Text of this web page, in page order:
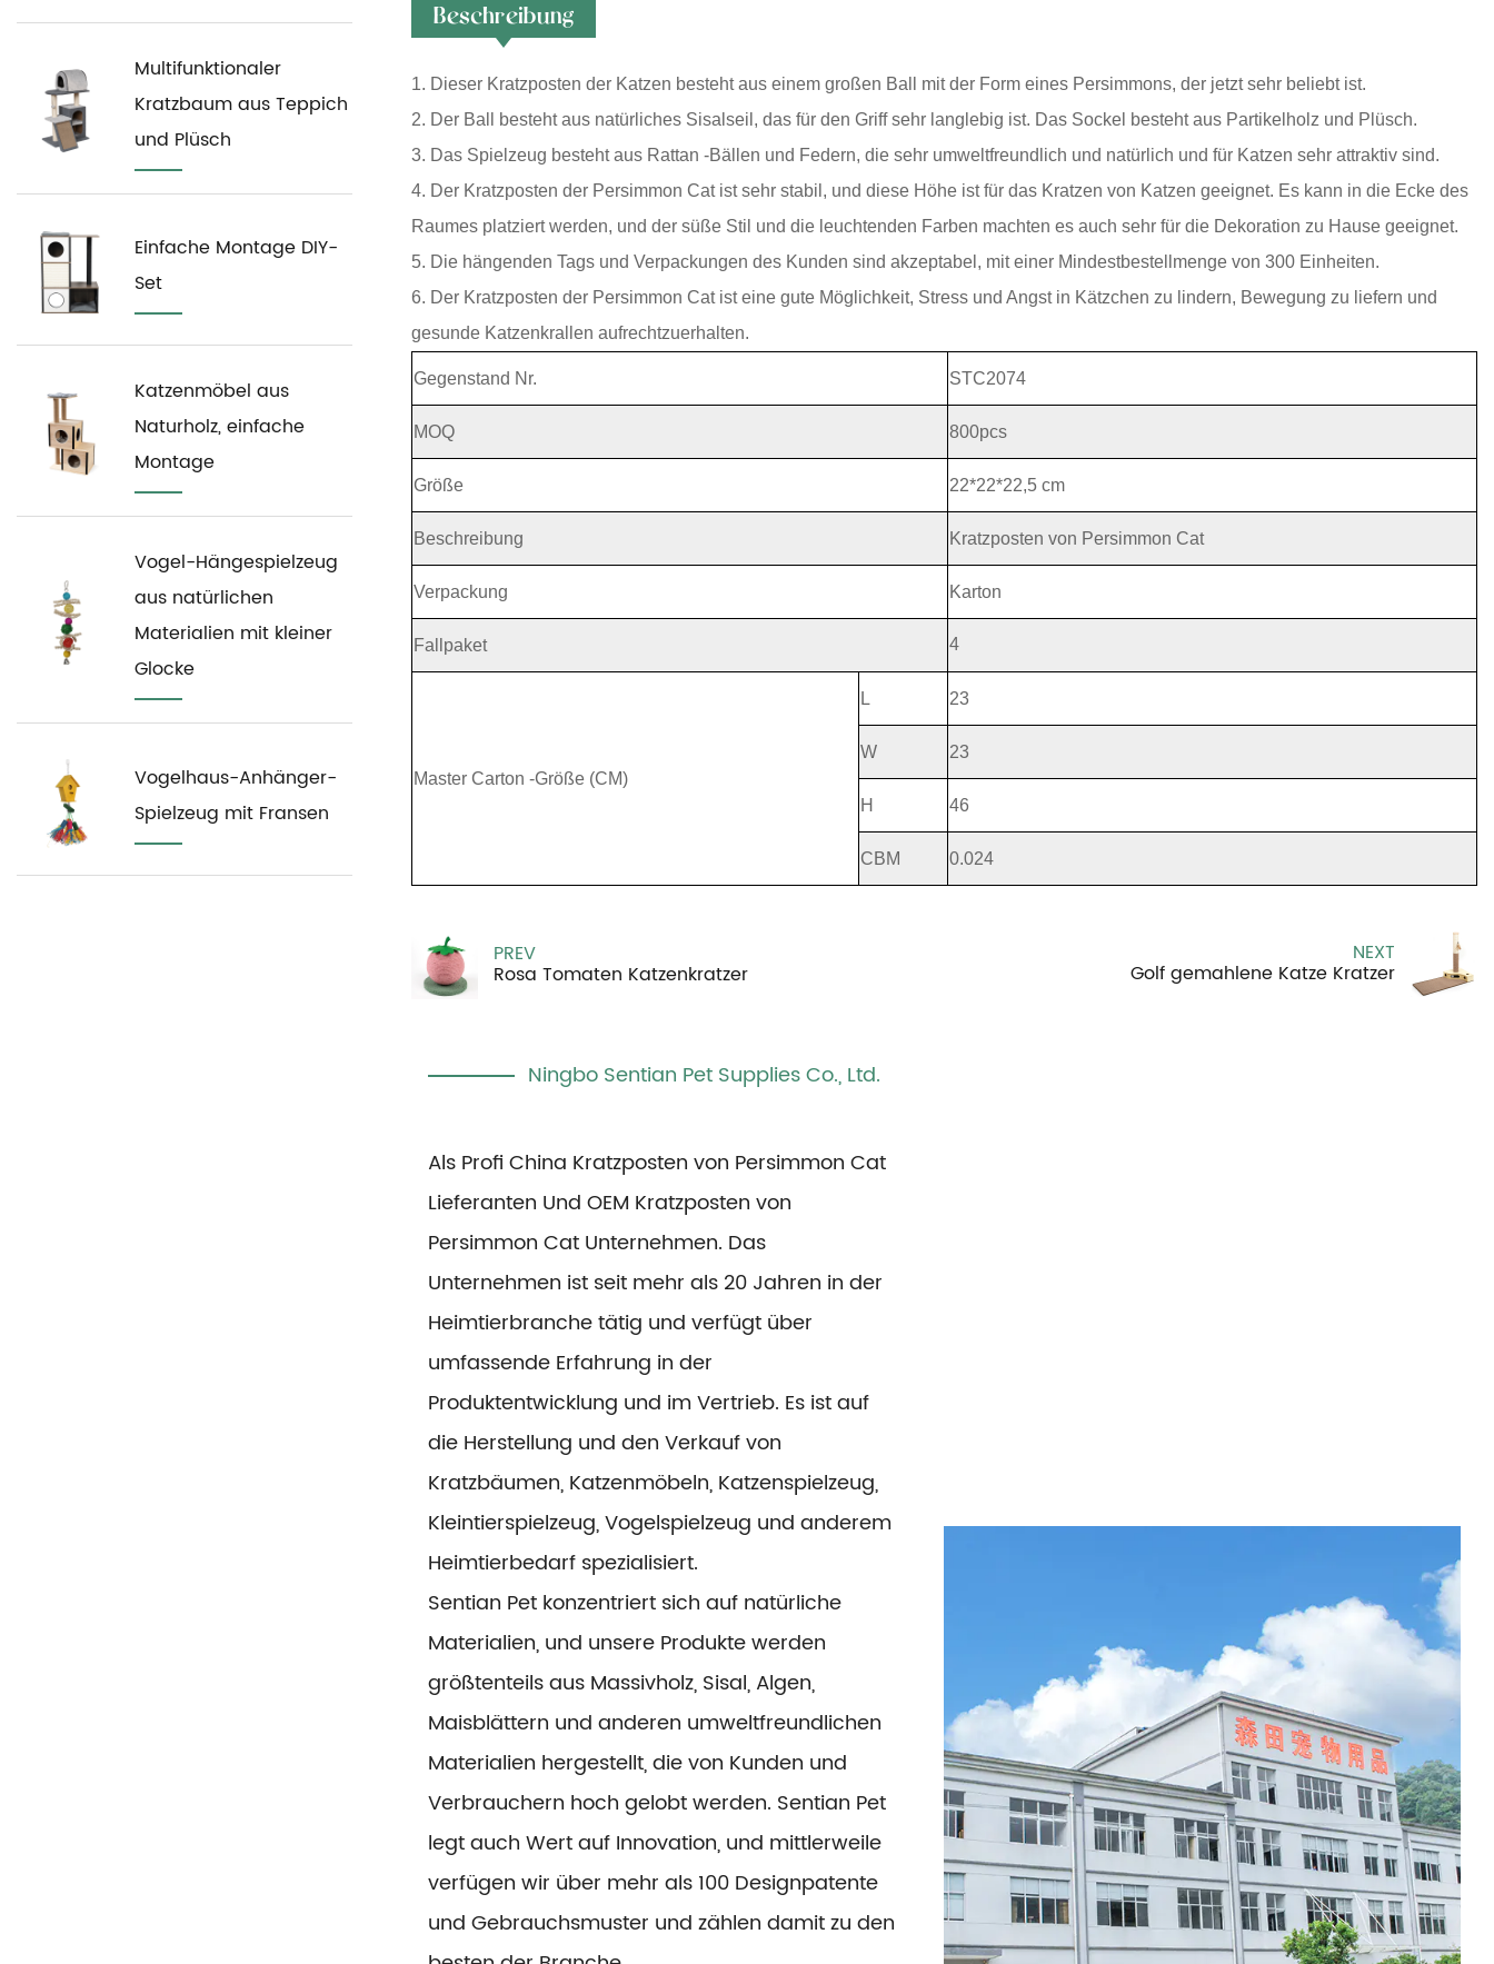
Multifunktionaler
Kratzbaum aus Teppich
und Plüsch
Einfache Montage DIY-
Set
Katzenmöbel aus
Naturholz, einfache
Montage
Vogel-Hängespielzeug
aus natürlichen
Materialien mit kleiner
Glocke
Vogelhaus-Anhänger-
Spielzeug mit Fransen
Beschreibung
1. Dieser Kratzposten der Katzen besteht aus einem großen Ball mit der Form eines Persimmons, der jetzt sehr beliebt ist.
2. Der Ball besteht aus natürliches Sisalseil, das für den Griff sehr langlebig ist. Das Sockel besteht aus Partikelholz und Plüsch.
3. Das Spielzeug besteht aus Rattan -Bällen und Federn, die sehr umweltfreundlich und natürlich und für Katzen sehr attraktiv sind.
4. Der Kratzposten der Persimmon Cat ist sehr stabil, und diese Höhe ist für das Kratzen von Katzen geeignet. Es kann in die Ecke des
Raumes platziert werden, und der süße Stil und die leuchtenden Farben machten es auch sehr für die Dekoration zu Hause geeignet.
5. Die hängenden Tags und Verpackungen des Kunden sind akzeptabel, mit einer Mindestbestellmenge von 300 Einheiten.
6. Der Kratzposten der Persimmon Cat ist eine gute Möglichkeit, Stress und Angst in Kätzchen zu lindern, Bewegung zu liefern und
gesunde Katzenkrallen aufrechtzuerhalten.
Gegenstand Nr. STC2074
MOQ 800pcs
Größe 22*22*22,5 cm
Beschreibung Kratzposten von Persimmon Cat
Verpackung Karton
Fallpaket 4
Master Carton -Größe (CM)
L 23
W 23
H 46
CBM 0.024
PREV
Rosa Tomaten Katzenkratzer
NEXT
Golf gemahlene Katze Kratzer
Ningbo Sentian Pet Supplies Co., Ltd.
Als ProfiChina Kratzposten von Persimmon Cat
Lieferanten Und OEM Kratzposten von
Persimmon Cat Unternehmen. Das
Unternehmen ist seit mehr als 20 Jahren in der
Heimtierbranche tätig und verfügt über
umfassende Erfahrung in der
Produktentwicklung und im Vertrieb. Es ist auf
die Herstellung und den Verkauf von
Kratzbäumen, Katzenmöbeln, Katzenspielzeug,
Kleintierspielzeug, Vogelspielzeug und anderem
Heimtierbedarf spezialisiert.
Sentian Pet konzentriert sich auf natürliche
Materialien, und unsere Produkte werden
größtenteils aus Massivholz, Sisal, Algen,
Maisblättern und anderen umweltfreundlichen
Materialien hergestellt, die von Kunden und
Verbrauchern hoch gelobt werden. Sentian Pet
legt auch Wert auf Innovation, und mittlerweile
verfügen wir über mehr als 100 Designpatente
und Gebrauchsmuster und zählen damit zu den